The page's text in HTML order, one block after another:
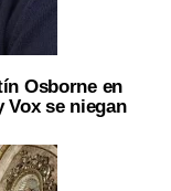
Osborne en
Vox se niegan